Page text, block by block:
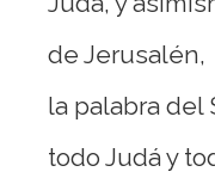
de Jerusalén,
la palabra del
todo Judá y